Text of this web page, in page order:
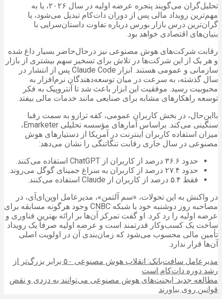
تحلیل‌گران می‌گویند پنجره عرضه اولیه در سال ۲۰۲۶، یا به
مهم‌ترین رویداد مالی پس از دوران دات‌کام تبدیل می‌شود، یا
گران‌ترین درس بازار بورس درباره تفاوت داستان‌سرایی با
بنیان‌های اقتصادی خواهد بود.
رقابت شرکت‌های هوش مصنوعی نیز درحال‌حاضر بسیار داغ شده
و هر یک از این شرکت‌ها در تلاش برای تسخیر سهم بیشتری از بازار
سازمانی و عمومی هستند. ابزار Claude Code پس از انتشار در
سال گذشته، به سرعت در میان توسعه‌دهندگان نرم‌افزار به
محبوبیت رسید. موفقیت این ابزار باعث شد تا آنتروپیک به فکر
توسعه راهکارهای مشابه برای صنایعی مانند خدمات مالی بیفتد.
بااین‌حال، در بخش کاربران عمومی، کفه ترازو به سمت رقبا
سنگینی می‌کند. براساس آمارهای مؤسسه تحلیلی Emarketer،
میزان استفاده کاربران اینترنت در آمریکا از دستیارهای هوش
مصنوعی در سال جاری رقابت تنگاتنگی را نشان می‌دهد:
حدود ۳۶.۶ درصد از کاربران از ChatGPT استفاده می‌کنند.
حدود ۲۷.۴ درصد از کاربران به سراغ جمینای گوگل می‌روند.
فقط ۵.۴ درصد از کاربران از Claude استفاده می‌کنند.
در واکنش به این تحولات، «سم آلتمن»، مدیرعامل اوپن‌ای‌آی، در
مصاحبه روز دوشنبه خود با شبکه CNBC وجود هرگونه مسابقه برای
عرضه اولیه را رد کرد. او گفت تمرکز آن‌ها بر ارائه بهترین فناوری و
ساخت یک کسب‌وکار قدرتمند است و عرضه اولیه صرفاً یک رویداد
تأمین مالی محسوب می‌شود که زمان‌بندی آن در اولویت اصلی
آن‌ها قرار ندارد.
مدیرعامل سافت‌بانک: انقلاب هوش مصنوعی ۵۰ برابر بزرگ‌تر از
رشد دوره دات‌کام است
مطالعه جدید: ایجنت‌های هوش مصنوعی می‌توانند به دزدی و نقض
قوانین روی بیاورند